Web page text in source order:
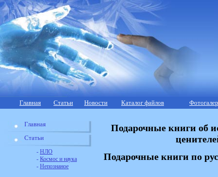
Главная Статьи Новости Каталог файлов
Главная
Статьи
- НЛО
- Космос и наука
- Непознаное
Подарочные книги об
Подарочные книги по